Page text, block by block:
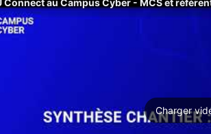
Connect au Campus Cyber - MCS et
Charger